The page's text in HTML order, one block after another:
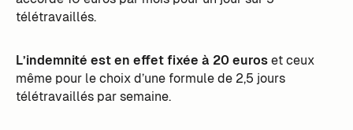
télétravaillés.
L’indemnité est en effet fixée à 20 euroset ceux
même pour le choix d’une formule de 2,5 jours
télétravaillés par semaine.